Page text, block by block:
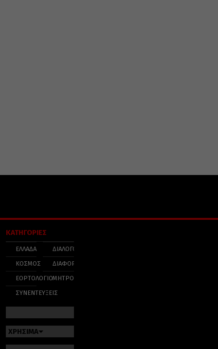
ΚΑΤΗΓΟΡΙΕΣ
ΕΛΛΑΔΑ
ΚΟΣΜΟΣ
ΕΟΡΤΟΛΟΓΙΟ
ΣΥΝΕΝΤΕΥΞΕΙΣ
ΔΙΑΛΟΓΟΣ
ΔΙΑΦΟΡΑ
ΜΗΤΡΟΠΟΛΕΙΣ
ΧΡΗΣΙΜΑ